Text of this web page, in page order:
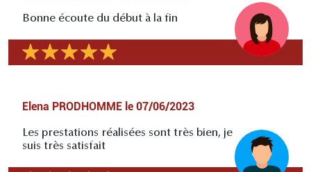
Bonne écoute du début à la fin
Elena PRODHOMME le 07/06/2023
Les prestations réalisées sont très bien, je
suis très satisfait